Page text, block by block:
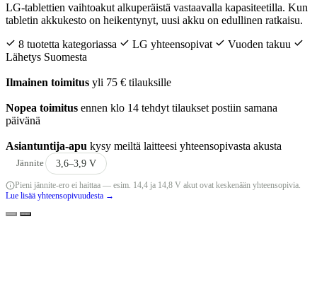
LG-tablettien vaihtoakut alkuperäistä vastaavalla kapasiteetilla. Kun
tabletin akkukesto on heikentynyt, uusi akku on edullinen ratkaisu.
8 tuotetta kategoriassa
LG yhteensopivat
Vuoden takuu
Lähetys Suomesta
Ilmainen toimitus yli 75 € tilauksille
Nopea toimitus ennen klo 14 tehdyt tilaukset postiin samana
päivänä
Asiantuntija-apu kysy meiltä laitteesi yhteensopivasta akusta
Jännite 3,6–3,9 V
Pieni jännite-ero ei haittaa — esim. 14,4 ja 14,8 V akut ovat keskenään yhteensopivia.
Lue lisää yhteensopivuudesta →